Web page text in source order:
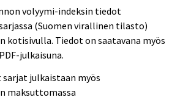
volyymi-indeksin tiedot
(Suomen virallinen tilasto)
kotisivulla. Tiedot on saatavana myös
julkaisuna.
julkaistaan myös
maksuttomassa